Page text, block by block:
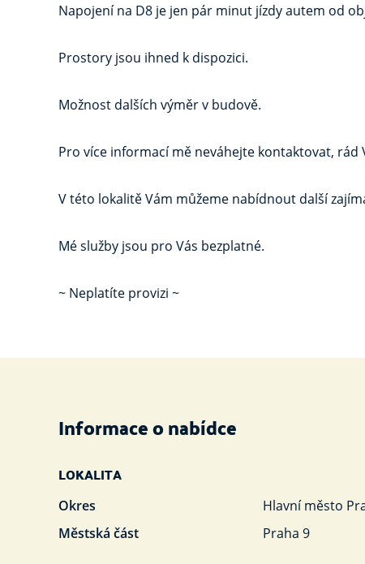
Napojení na D8 je jen pár minut jízdy autem od
Prostory jsou ihned k dispozici.
Možnost dalších výměr v budově.
Pro více informací mě neváhejte kontaktovat,
V této lokalitě Vám můžeme nabídnout další
Mé služby jsou pro Vás bezplatné.
~ Neplatíte provizi ~
Informace o nabídce
LOKALITA
Okres Hlavní město
Městská část
Praha 9